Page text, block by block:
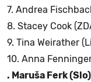
7. Andrea
8. Stacey Cook
9. Tina Weirather
10. Anna
. Maruša Ferk